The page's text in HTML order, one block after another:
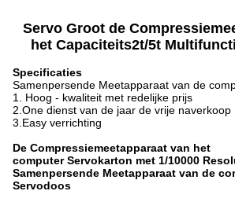
Servo Groot de
het Capaciteits2t/5t
Specificaties
Samenpersende Meetapparaat van de
1. Hoog - kwaliteit met redelijke prijs
2.One dienst van de jaar de vrije naverkoop
3.Easy verrichting
De Compressiemeetapparaat van het
computer Servokarton met 1/10000
Samenpersende Meetapparaat van de
Servodoos